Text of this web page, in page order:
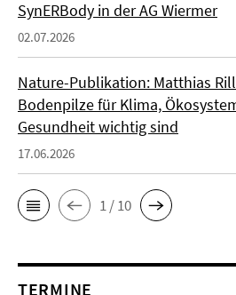
SynERBody in der AG Wiermer
02.07.2026
Nature-Publikation: Matthias
Bodenpilze für Klima,
Gesundheit wichtig sind
17.06.2026
1 / 10
TERMINE